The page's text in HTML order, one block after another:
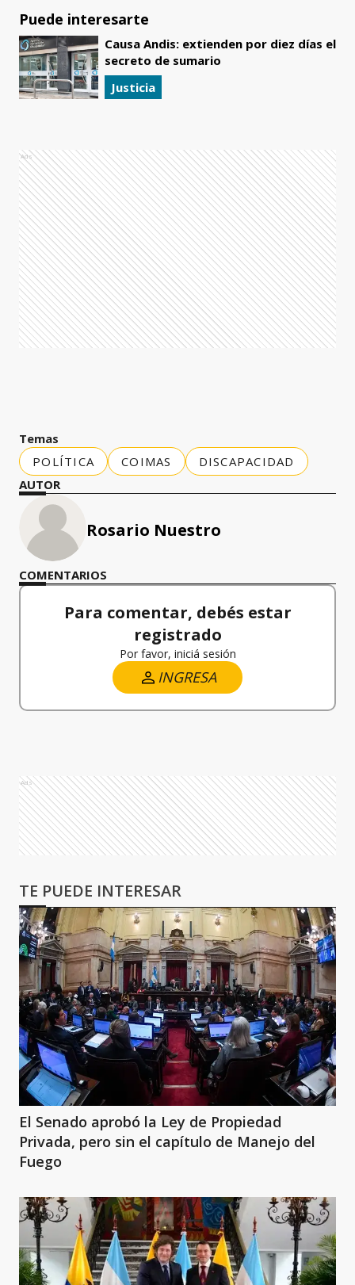
Puede interesarte
Causa Andis: extienden por diez días el
secreto de sumario
Justicia
Ads
Temas
POLÍTICA
COIMAS
DISCAPACIDAD
AUTOR
Rosario Nuestro
COMENTARIOS
Para comentar, debés estar
registrado
Por favor, iniciá sesión
INGRESA
Ads
TE PUEDE INTERESAR
El Senado aprobó la Ley de Propiedad
Privada, pero sin el capítulo de Manejo del
Fuego